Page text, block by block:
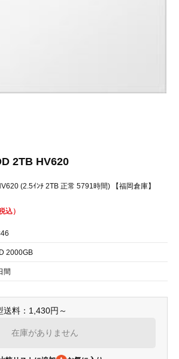
2TB HV620
(2.5ｲﾝﾁ 2TB 正常 5791時間) 【福岡倉庫】
2000GB
間
送料：1,430円～
在庫がありません